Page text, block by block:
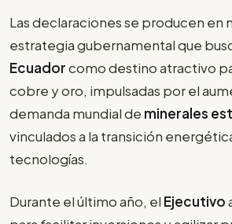
Las declaraciones se producen en
estrategia gubernamental que
Ecuadorcomo destino atractivo
cobre y oro, impulsadas por el
demanda mundial de minerales
vinculados a la transición
tecnologías.
Durante el último año, el Ejecutivo